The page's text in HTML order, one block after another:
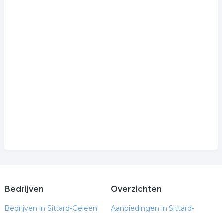
Bedrijven
Bedrijven in Sittard-Geleen
Overzichten
Aanbiedingen in Sittard-